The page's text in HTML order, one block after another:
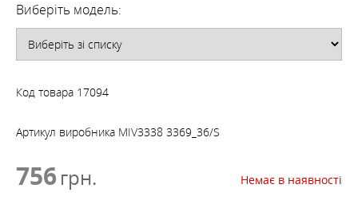
Виберіть модель:
Код товара 17094
Артикул виробника MIV3338 3369_36/S
756 грн. Немає в наявності